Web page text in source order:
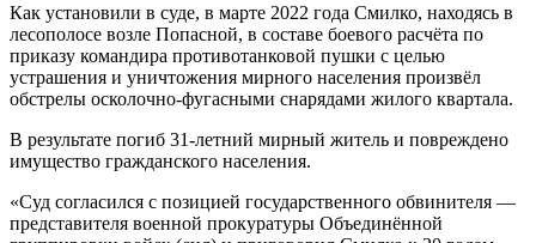
Как установили в суде, в марте 2022 года Смилко, находясь в
лесополосе возле Попасной, в составе боевого расчёта по
приказу командира противотанковой пушки с целью
устрашения и уничтожения мирного населения произвёл
обстрелы осколочно-фугасными снарядами жилого квартала.
В результате погиб 31-летний мирный житель и повреждено
имущество гражданского населения.
«Суд согласился с позицией государственного обвинителя —
представителя военной прокуратуры Объединённой